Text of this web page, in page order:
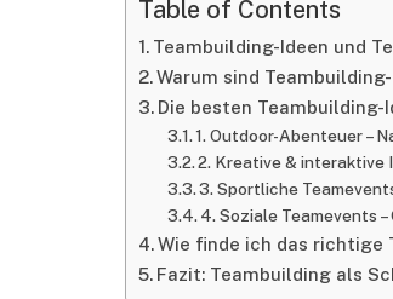
Table of Contents
Teambuilding-Ideen und
Warum sind
Die besten
1. Outdoor-Abenteuer –
2. Kreative & interaktive
3. Sportliche
4. Soziale Teamevents
Wie finde ich das richtige
Fazit: Teambuilding als